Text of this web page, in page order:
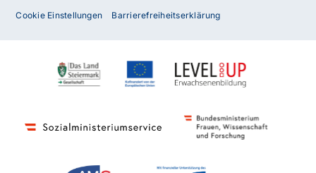
Cookie Einstellungen Barrierefreiheitserklärung